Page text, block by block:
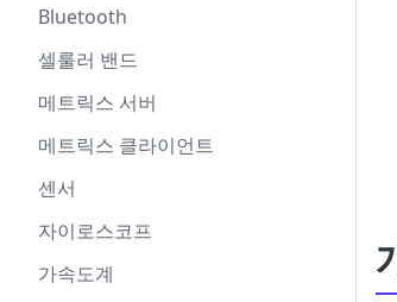
Bluetooth
셀룰러 밴드
메트릭스 서버
메트릭스 클라이언트
센서
자이로스코프
가속도계